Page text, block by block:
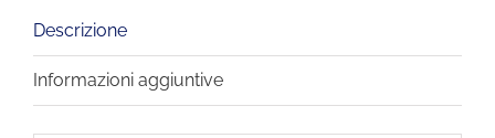
Descrizione
Informazioni aggiuntive